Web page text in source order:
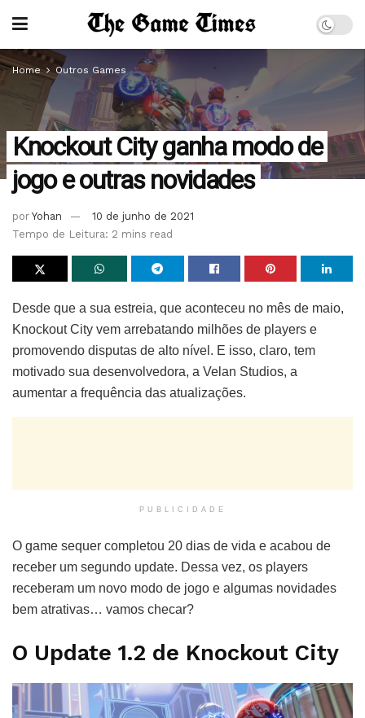
Home Outros Games
Knockout City ganha modo de
jogo e outras novidades
por Yohan
10 de junho de 2021
Tempo de Leitura: 2 mins read
Desde que a sua estreia, que aconteceu no mês de maio,
Knockout City vem arrebatando milhões de players e
promovendo disputas de alto nível. E isso, claro, tem
motivado sua desenvolvedora, a Velan Studios, a
aumentar a frequência das atualizações.
PUBLICIDADE
O game sequer completou 20 dias de vida e acabou de
receber um segundo update. Dessa vez, os players
receberam um novo modo de jogo e algumas novidades
bem atrativas… vamos checar?
O Update 1.2 de Knockout City